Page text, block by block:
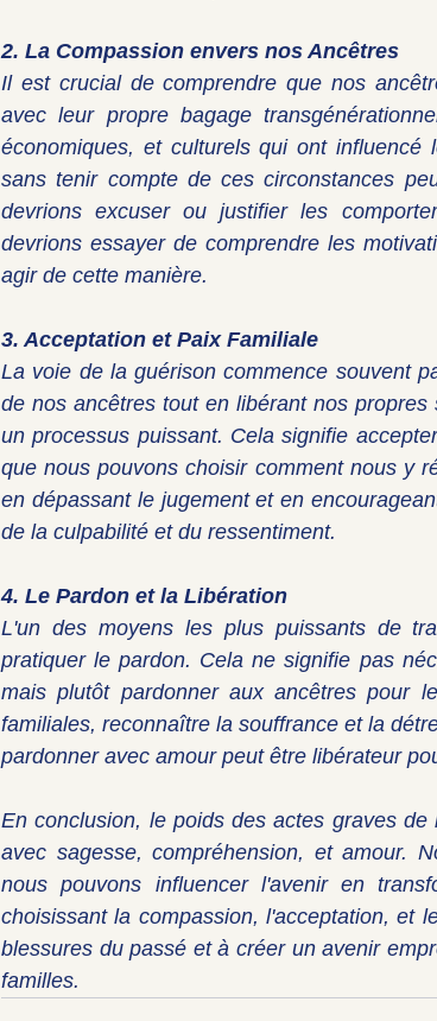
2. La Compassion envers nos Ancêtres
Il est crucial de comprendre que nos
avec leur propre bagage
économiques, et culturels qui ont
sans tenir compte de ces circonstances
devrions excuser ou justifier les
devrions essayer de comprendre les
agir de cette manière.
3. Acceptation et Paix Familiale
La voie de la guérison commence souvent
de nos ancêtres tout en libérant nos
un processus puissant. Cela signifie
que nous pouvons choisir comment nous y
en dépassant le jugement et en
de la culpabilité et du ressentiment.
4. Le Pardon et la Libération
L'un des moyens les plus puissants de
pratiquer le pardon. Cela ne signifie pas
mais plutôt pardonner aux ancêtres pour
familiales, reconnaître la souffrance et la
pardonner avec amour peut être libérateur
En conclusion, le poids des actes graves
avec sagesse, compréhension, et amour.
nous pouvons influencer l'avenir en
choisissant la compassion, l'acceptation, et
blessures du passé et à créer un avenir
familles.